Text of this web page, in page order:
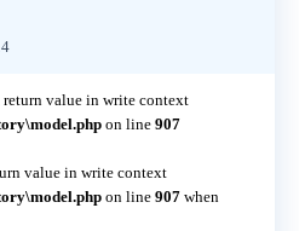
return value in write context
on line 907
value in write context
on line 907 when